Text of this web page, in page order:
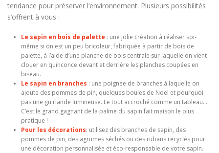
tendance pour préserver l’environnement. Plusieurs possibilités
s’offrent à vous :
Le sapin en bois de palette : une jolie création à réaliser soi-
même si on est un peu bricoleur, fabriquée à partir de bois de
palette, à l’aide d’une planche de bois centrale sur laquelle on vient
clouer en quinconce devant et derrière les planches coupées en
biseau.
Le sapin en branches : une poignée de branches à laquelle on
ajoute des pommes de pin, quelques boules de Noël et pourquoi
pas une guirlande lumineuse. Le tout accroché comme un tableau…
C’est le grand gagnant de la palme du sapin fait maison le plus
pratique !
Pour les décorations: utilisez des branches de sapin, des
pommes de pin, des agrumes séchés ou des rubans recyclés pour
une décoration personnalisée et éco-responsable de votre sapin.